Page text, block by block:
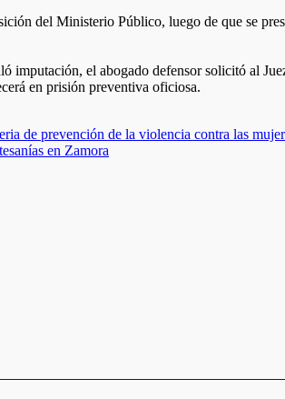
del Ministerio Público, luego de que se
imputación, el abogado defensor solicitó al
en prisión preventiva oficiosa.
de prevención de la violencia contra las
en Zamora